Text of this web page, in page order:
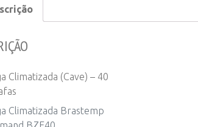
Climatizada (Cave) – 40
Climatizada Brastemp